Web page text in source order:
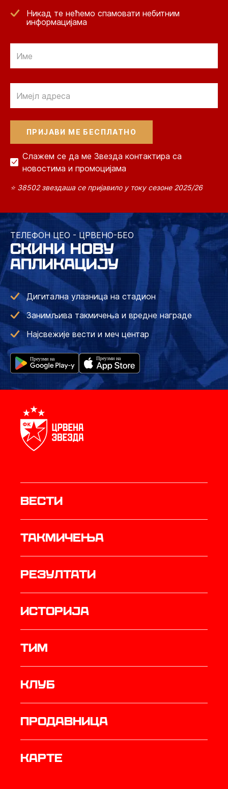
Никад те нећемо спамовати небитним
информацијама
Слажем се да ме Звезда контактира са
новостима и промоцијама
⭐ 38502 звездаша се пријавило у току сезоне 2025/26
ТЕЛЕФОН ЦЕО - ЦРВЕНО-БЕО
СКИНИ НОВУ
АПЛИКАЦИЈУ
Дигитална улазница на стадион
Занимљива такмичења и вредне награде
Најсвежије вести и меч центар
Вести
Такмичења
резултати
историја
ТИМ
Клуб
продавница
Карте